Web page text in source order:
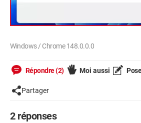
Windows / Chrome 148.0.0.0
Répondre (2) Moi aussi
Partager
2 réponses